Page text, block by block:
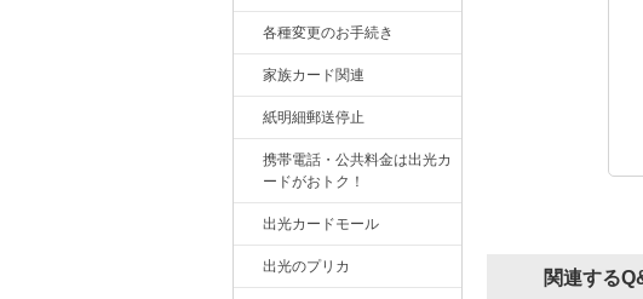
各種変更のお手続き
家族カード関連
紙明細郵送停止
携帯電話・公共料金は出光カ
ードがおトク！
出光カードモール
出光のプリカ 関連する